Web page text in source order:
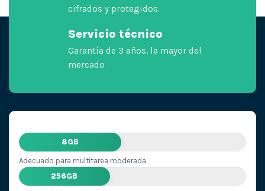
cifrados y protegidos.
Servicio técnico
Garantía de 3 años, la mayor del
mercado
8GB
Adecuado para multitarea moderada.
256GB